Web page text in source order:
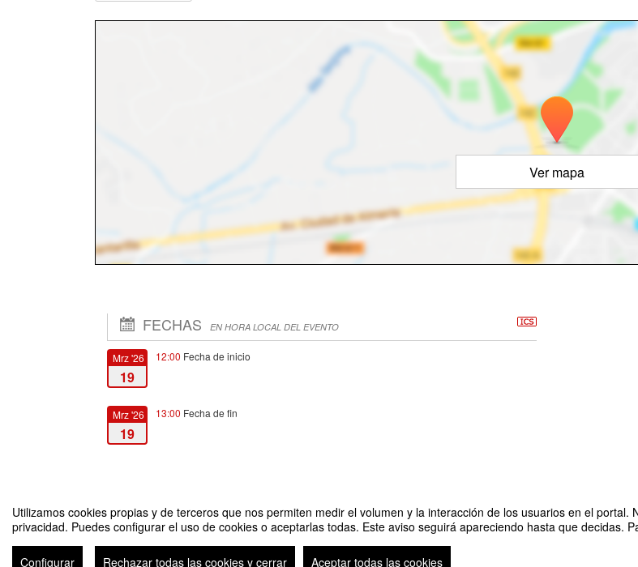
Utilizamos cookies propias y de terceros que nos permiten medir el volumen y la interacción de los usuarios en el
privacidad. Puedes configurar el uso de cookies o aceptarlas todas. Este aviso seguirá apareciendo hasta que decidas.
Configurar Rechazar todas las cookies y cerrar Aceptar todas las cookies
Ver mapa
FECHAS EN HORA LOCAL DEL EVENTO
Mrz '26
19
12:00 Fecha de inicio
Mrz '26
19
13:00 Fecha de fin
Debate Rectoría 2026 - 2030 Segunda Vuelta